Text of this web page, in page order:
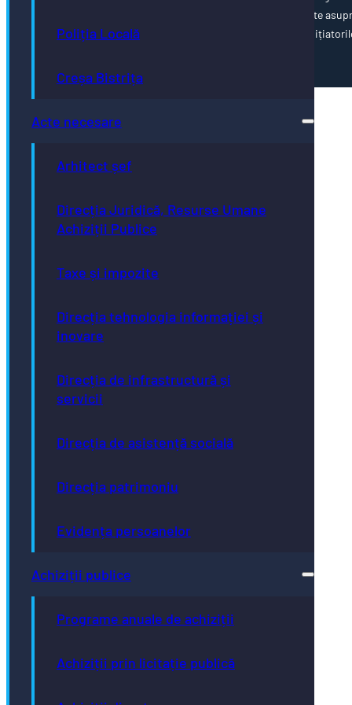
Poliția Locală
Creșa Bistrița
Acte necesare
Arhitect șef
Direcția Juridică, Resurse Umane
Achiziții Publice
Taxe și impozite
Direcția tehnologia informației și
inovare
Direcția de infrastructură și
servicii
Direcția de asistență socială
Direcția patrimoniu
Evidența persoanelor
Achiziții publice
Programe anuale de achiziții
Achiziții prin licitație publică
poziția oficială a Uniunii Europene. Întreaga responsabilitate
corectitudinii și coerenței informațiilor prezentate revine